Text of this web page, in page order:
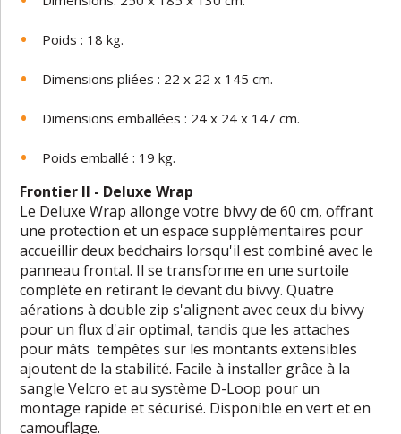
Poids : 18 kg.
Dimensions pliées : 22 x 22 x 145 cm.
Dimensions emballées : 24 x 24 x 147 cm.
Poids emballé : 19 kg.
Frontier II - Deluxe Wrap
Le Deluxe Wrap allonge votre bivvy de 60 cm, offrant
une protection et un espace supplémentaires pour
accueillir deux bedchairs lorsqu'il est combiné avec le
panneau frontal. Il se transforme en une surtoile
complète en retirant le devant du bivvy. Quatre
aérations à double zip s'alignent avec ceux du bivvy
pour un flux d'air optimal, tandis que les attaches
pour mâts tempêtes sur les montants extensibles
ajoutent de la stabilité. Facile à installer grâce à la
sangle Velcro et au système D-Loop pour un
montage rapide et sécurisé. Disponible en vert et en
camouflage.